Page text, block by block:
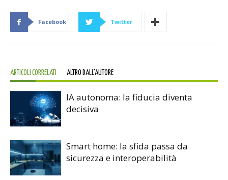
Facebook Twitter
ARTICOLI CORRELATI ALTRO DALL'AUTORE
IA autonoma: la fiducia diventa
decisiva
Smart home: la sfida passa da
sicurezza e interoperabilità